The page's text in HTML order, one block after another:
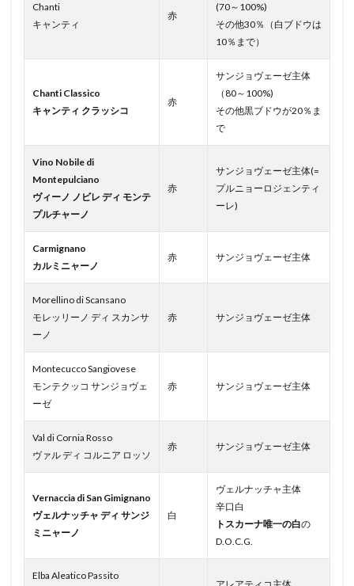
Chanti
キャンティ
赤
(70～100%)
その他30％（白ブドウは
10％まで）
Chanti Classico
キャンティ クラッシコ
赤
サンジョヴェーゼ主体
（80～100%)
その他黒ブドウが20％ま
で
Vino Nobile di
Montepulciano
ヴィーノ ノビレ ディ モンテ
プルチャーノ
赤
サンジョヴェーゼ主体(=
プルニョーロジェンティ
ーレ)
Carmignano
カルミニャーノ
赤 サンジョヴェーゼ主体
Morellino di Scansano
モレッリーノ ディ スカンサ
ーノ
赤 サンジョヴェーゼ主体
Montecucco Sangiovese
モンテクッコ サンジョヴェ
ーゼ
赤 サンジョヴェーゼ主体
Val di Cornia Rosso
ヴァル ディ コルニア ロッソ
赤 サンジョヴェーゼ主体
Vernaccia di San Gimignano
ヴェルナッチャ ディ サンジ
ミニャーノ
白
ヴェルナッチャ主体
辛口白
トスカーナ唯一の白の
D.O.C.G.
Elba Aleatico Passito